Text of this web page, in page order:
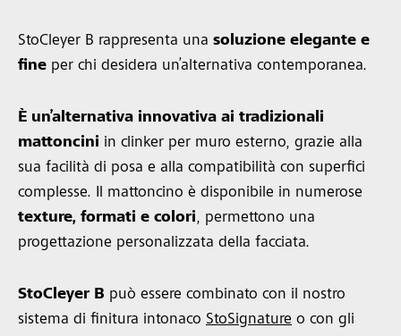
StoCleyer B rappresenta una soluzione elegante e
fine per chi desidera un’alternativa contemporanea.
È un’alternativa innovativa ai tradizionali
mattoncini in clinker per muro esterno, grazie alla
sua facilità di posa e alla compatibilità con superfici
complesse. Il mattoncino è disponibile in numerose
texture, formati e colori, permettono una
progettazione personalizzata della facciata.
StoCleyer B può essere combinato con il nostro
sistema di finitura intonaco StoSignature o con gli